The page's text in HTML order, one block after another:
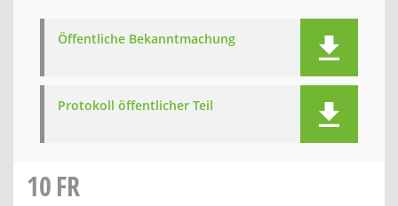
Öffentliche Bekanntmachung
Protokoll öffentlicher Teil
10FR